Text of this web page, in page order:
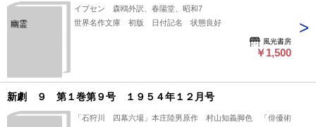
幽霊
イプセン 森鴎外訳、春陽堂、昭和7
世界名作文庫 初版 日付記名 状態良好
風光書房
￥1,500
新劇 ９ 第１巻第９号 １９５４年１２月号
「石狩川 四幕六場」本庄陸男原作 村山知義脚色 「俳優術